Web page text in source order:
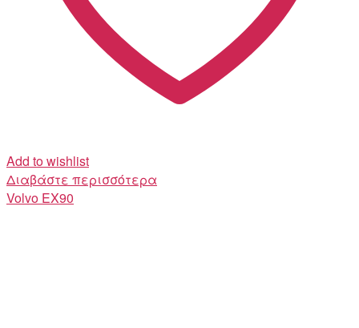
Add to wishlist
Διαβάστε περισσότερα
Volvo EX90